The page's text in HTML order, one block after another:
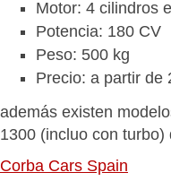
Motor: 4 cilindros
Potencia: 180 CV
Peso: 500 kg
Precio: a partir de
además existen
1300 (incluo con
Corba Cars Spain